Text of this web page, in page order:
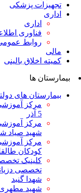
پزشکی
اطلاعات
عمومی
بالینی
های دولتی
آموزشی و درمانی
آموزشی و درمانی
صیاد شیرازی
آموزشی و درمانی
طالقانی گرگان
تخصصی و فوق
دزیانی
مطهری گنبد